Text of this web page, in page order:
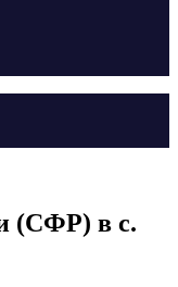
(СФР) в с.